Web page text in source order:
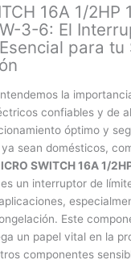
16A 1/2HP
3-6: El
para tu
la
confiables y de
óptimo y
sean domésticos,
SWITCH 16A 1/
es un interruptor de
Este
un papel vital en la
componentes